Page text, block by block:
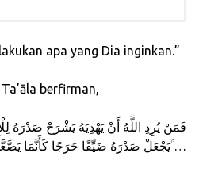
apa yang Dia inginkan.”
berfirman,
فَمَنْ يُرِدِ اللَّهُ أَنْ يَهْدِيَهُ يَشْرَحْ صَدْرَهُ
يَجْعَلْ صَدْرَهُ ضَيِّقًا حَرَجًا كَأَنَّمَا يَصَّعَّدُ فِي السَّمَاءِ ۚ…